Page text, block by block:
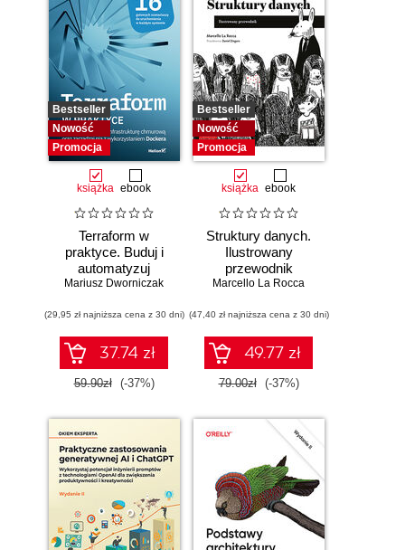
Bestseller
Nowość
Promocja
książka ebook
Terraform w
praktyce. Buduj i
automatyzuj
infrastrukturę
zarządzaj nią z
wykorzystaniem
Dockera
Mariusz Dworniczak
(29,95 zł najniższa cena z 30 dni)
37.74 zł
59.90zł (-37%)
Bestseller
Nowość
Promocja
książka ebook
Struktury danych.
Ilustrowany
przewodnik
Marcello La Rocca
(47,40 zł najniższa cena z 30 dni)
49.77 zł
79.00zł (-37%)